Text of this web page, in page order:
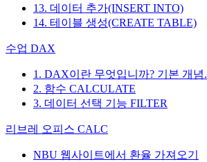
13. 데이터 추가(INSERT INTO)
14. 테이블 생성(CREATE TABLE)
수업 DAX
1. DAX이란 무엇입니까? 기본 개념.
2. 함수 CALCULATE
3. 데이터 선택 기능 FILTER
리브레 오피스 CALC
NBU 웹사이트에서 환율 가져오기